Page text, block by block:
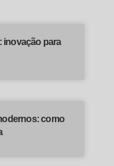
inovação para
como